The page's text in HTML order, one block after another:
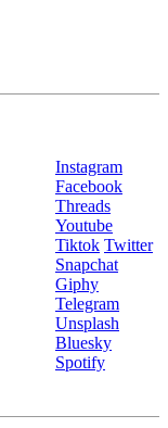
Instagram
Facebook
Threads
Youtube
Tiktok Twitter
Snapchat
Giphy
Telegram
Unsplash
Bluesky
Spotify